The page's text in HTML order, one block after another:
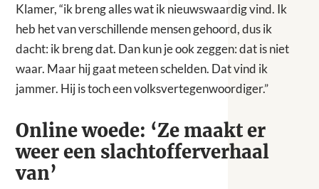
Klamer, “ik breng alles wat ik nieuwswaardig vind. Ik
heb het van verschillende mensen gehoord, dus ik
dacht: ik breng dat. Dan kun je ook zeggen: dat is niet
waar. Maar hij gaat meteen schelden. Dat vind ik
jammer. Hij is toch een volksvertegenwoordiger.”
Online woede: ‘Ze maakt er
weer een slachtofferverhaal
van’